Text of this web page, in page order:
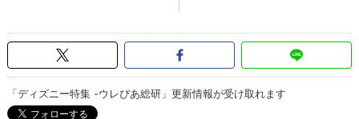
「ディズニー特集 -ウレぴあ総研」更新情報が受け取れます